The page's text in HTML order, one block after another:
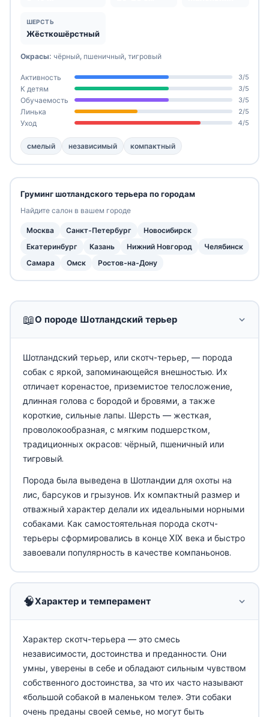
📖О породе Шотландский терьер
Шотландский терьер, или скотч-терьер, — порода
собак с яркой, запоминающейся внешностью. Их
отличает коренастое, приземистое телосложение,
длинная голова с бородой и бровями, а также
короткие, сильные лапы. Шерсть — жесткая,
проволокообразная, с мягким подшерстком,
традиционных окрасов: чёрный, пшеничный или
тигровый.
Порода была выведена в Шотландии для охоты на
лис, барсуков и грызунов. Их компактный размер и
отважный характер делали их идеальными норными
собаками. Как самостоятельная порода скотч-
терьеры сформировались в конце XIX века и быстро
завоевали популярность в качестве компаньонов.
🧠Характер и темперамент
Характер скотч-терьера — это смесь
независимости, достоинства и преданности. Они
умны, уверены в себе и обладают сильным чувством
собственного достоинства, за что их часто называют
«большой собакой в маленьком теле». Эти собаки
очень преданы своей семье, но могут быть
ШЕРСТЬ
Жёсткошёрстный
Окрасы: чёрный, пшеничный, тигровый
Активность 3/5
К детям 3/5
Обучаемость 3/5
Линька 2/5
Уход 4/5
смелый независимый компактный
Груминг шотландского терьера по городам
Найдите салон в вашем городе
Москва Санкт-Петербург
Новосибирск
Екатеринбург
Казань Нижний Новгород
Челябинск
Самара
Омск Ростов-на-Дону